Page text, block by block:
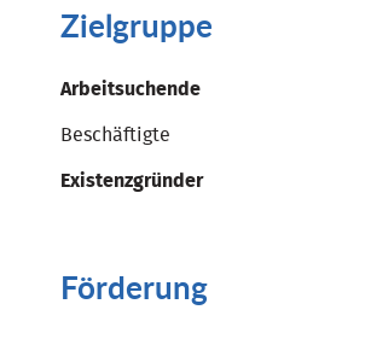
Zielgruppe
Arbeitsuchende
Beschäftigte
Existenzgründer
Förderung